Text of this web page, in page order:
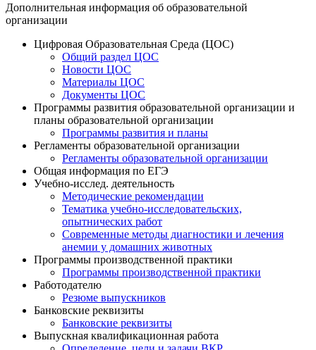
Дополнительная информация об образовательной
организации
Цифровая Образовательная Среда (ЦОС)
Общий раздел ЦОС
Новости ЦОС
Материалы ЦОС
Документы ЦОС
Программы развития образовательной организации и
планы образовательной организации
Программы развития и планы
Регламенты образовательной организации
Регламенты образовательной организации
Общая информация по ЕГЭ
Учебно-исслед. деятельность
Методические рекомендации
Тематика учебно-исследовательских,
опытнических работ
Современные методы диагностики и лечения
анемии у домашних животных
Программы производственной практики
Программы производственной практики
Работодателю
Резюме выпускников
Банковские реквизиты
Банковские реквизиты
Выпускная квалификационная работа